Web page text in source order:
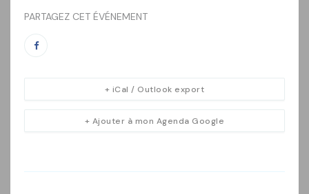
PARTAGEZ CET ÉVÉNEMENT
+ Ajouter à mon Agenda Google
+ iCal / Outlook export